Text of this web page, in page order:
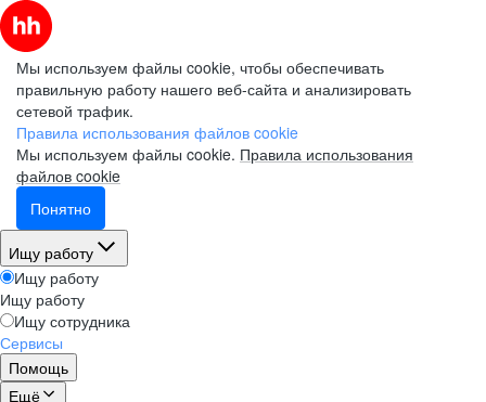
Мы используем файлы cookie, чтобы обеспечивать
правильную работу нашего веб-сайта и анализировать
сетевой трафик.
Правила использования файлов cookie
Мы используем файлы cookie. Правила использования
файлов cookie
Понятно
Ищу работу
Ищу работу
Ищу работу
Ищу сотрудника
Сервисы
Помощь
Ещё